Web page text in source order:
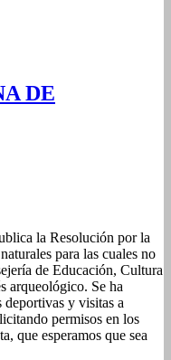
DE
la Resolución por la
para las cuales no
de Educación, Cultura
arqueológico. Se ha
deportivas y visitas a
permisos en los
que esperamos que sea